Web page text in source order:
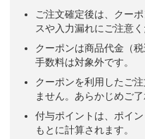
ご注文確定後は、クー
スや入力漏れにご注意く
クーポンは商品代金（
手数料は対象外です。
クーポンを利用したご
ません。あらかじめご了
付与ポイントは、ポイ
もとに計算されます。